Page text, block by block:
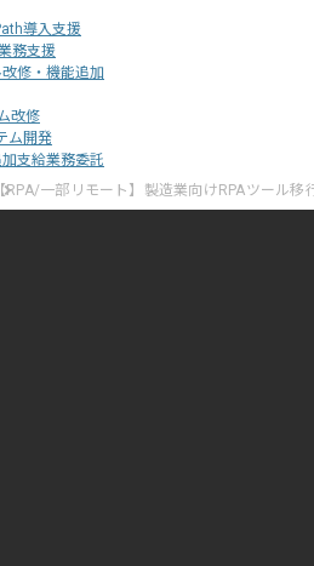
導入支援
務支援
修・機能追加
改修
ム開発
加支給業務委託
RPA/一部リモート】製造業向けRPAツール移